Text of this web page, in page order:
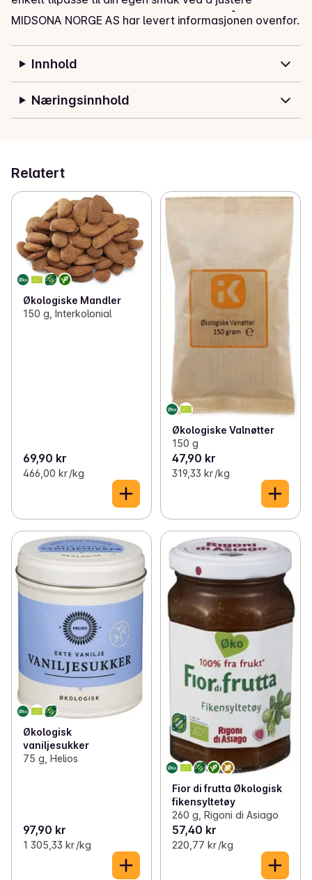
mengden vann. Inneholder kun naturlige råvarer, ingen
Anbefalt blandingsforhold: 1 del gløgg + 2 deler vann.
Topp gjerne med hakkede mandler og tørkede
tranebær!
MIDSONA NORGE AS har levert informasjonen ovenfor.
Innhold
Næringsinnhold
Relatert
Økologiske Mandler
150 g, Interkolonial
69,90 kr
466,00 kr /kg
Økologiske Valnøtter
150 g
47,90 kr
319,33 kr /kg
Økologisk
vaniljesukker
75 g, Helios
97,90 kr
1 305,33 kr /kg
Fior di frutta Økologisk
fikensyltetøy
260 g, Rigoni di Asiago
57,40 kr
220,77 kr /kg